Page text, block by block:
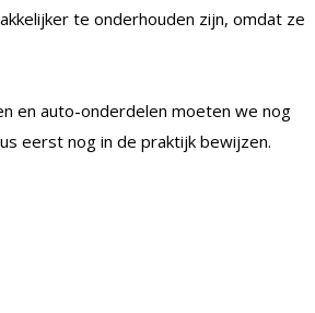
te onderhouden zijn, omdat ze
en auto-onderdelen moeten we nog
eerst nog in de praktijk bewijzen.